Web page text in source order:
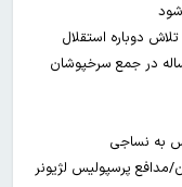
به نساجی
مدافع پرسپولیس لژیونر